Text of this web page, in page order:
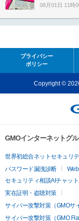
08月01日 11時
プライバシー
ポリシー
Copyright ©
GMOインターネットグ
世界初総合ネットセキュリ
パスワード漏洩診断
セキュリティ相談AIチャット
実在証明・盗聴対策
サイバー攻撃対策（GMOサ
サイバー攻撃対策（GMO